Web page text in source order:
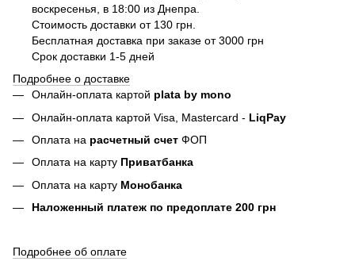
воскресенья, в 18:00 из Днепра.
Стоимость доставки от 130 грн.
Бесплатная доставка при заказе от 3000 грн
Срок доставки 1-5 дней
Подробнее о доставке
Онлайн-оплата картой plata by mono
Онлайн-оплата картой Visa, Mastercard - LiqPay
Оплата на расчетный счет ФОП
Оплата на карту Приватбанка
Оплата на карту Монобанка
Наложенный платеж по предоплате 200 грн
Подробнее об оплате